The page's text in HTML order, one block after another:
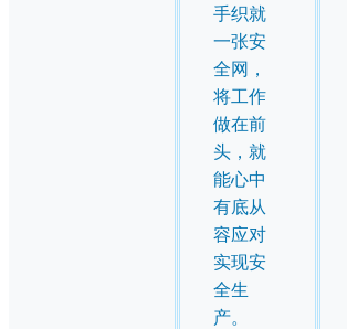
手织就
一张安
全网，
将工作
做在前
头，就
能心中
有底从
容应对
实现安
全生
产。